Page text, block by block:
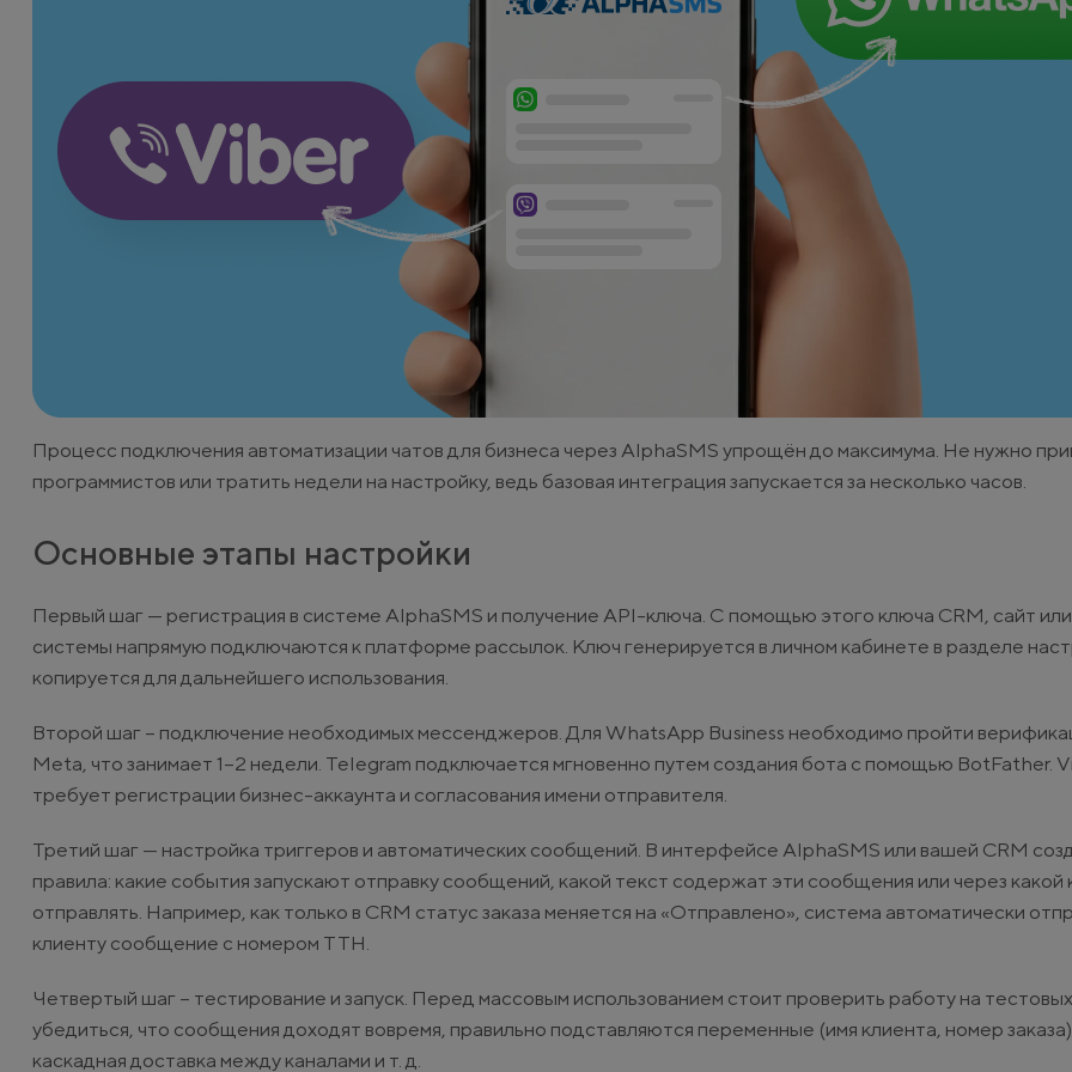
Процесс подключения автоматизации чатов для бизнеса через AlphaSMS упрощён до максимума. Не нужно
программистов или тратить недели на настройку, ведь базовая интеграция запускается за несколько часов.
Основные этапы настройки
Первый шаг — регистрация в системе AlphaSMS и получение API-ключа. С помощью этого ключа CRM, сайт
системы напрямую подключаются к платформе рассылок. Ключ генерируется в личном кабинете в разделе
копируется для дальнейшего использования.
Второй шаг – подключение необходимых мессенджеров. Для WhatsApp Business необходимо пройти
Meta, что занимает 1–2 недели. Telegram подключается мгновенно путем создания бота с помощью BotFather.
требует регистрации бизнес-аккаунта и согласования имени отправителя.
Третий шаг — настройка триггеров и автоматических сообщений. В интерфейсе AlphaSMS или вашей CRM
правила: какие события запускают отправку сообщений, какой текст содержат эти сообщения или через какой
отправлять. Например, как только в CRM статус заказа меняется на «Отправлено», система автоматически
клиенту сообщение с номером ТТН.
Четвертый шаг – тестирование и запуск. Перед массовым использованием стоит проверить работу на тестовых
убедиться, что сообщения доходят вовремя, правильно подставляются переменные (имя клиента, номер
каскадная доставка между каналами и т. д.